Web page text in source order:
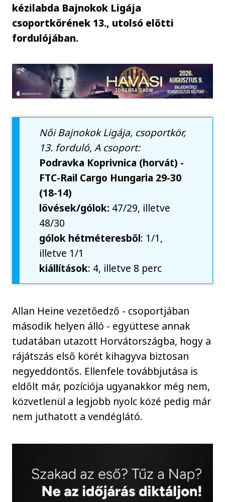
kézilabda Bajnokok Ligája
csoportkörének 13., utolsó előtti
fordulójában.
Női Bajnokok Ligája, csoportkör,
13. forduló, A csoport:
Podravka Koprivnica (horvát) -
FTC-Rail Cargo Hungaria 29-30
(18-14)
lövések/gólok: 47/29, illetve
48/30
gólok hétméteresből: 1/1,
illetve 1/1
kiállítások: 4, illetve 8 perc
Allan Heine vezetőedző - csoportjában
második helyen álló - együttese annak
tudatában utazott Horvátországba, hogy a
rájátszás első körét kihagyva biztosan
negyeddöntős. Ellenfele továbbjutása is
eldőlt már, pozíciója ugyanakkor még nem,
közvetlenül a legjobb nyolc közé pedig már
nem juthatott a vendéglátó.